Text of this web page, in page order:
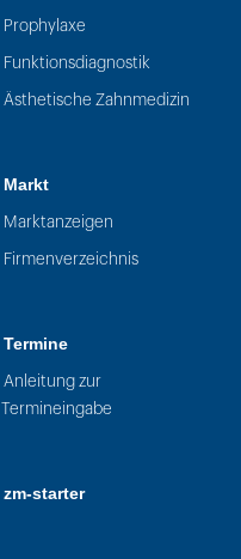
Prophylaxe
Funktionsdiagnostik
Ästhetische Zahnmedizin
Markt
Marktanzeigen
Firmenverzeichnis
Termine
Anleitung zur
Termineingabe
zm-starter